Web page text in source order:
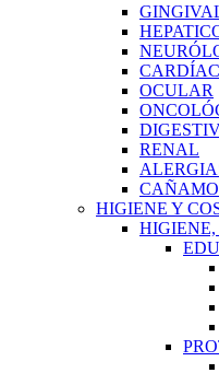
OCULAR
RENAL
HIGIENE Y